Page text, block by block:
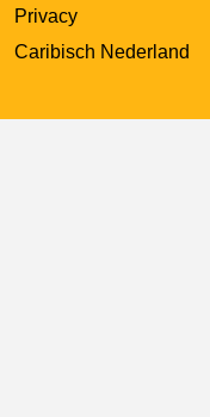
Privacy
Caribisch Nederland